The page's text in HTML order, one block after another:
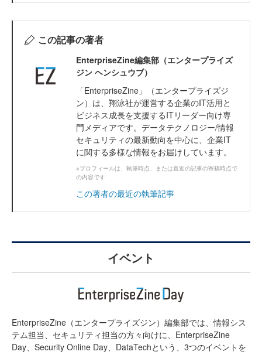
この記事の著者
EnterpriseZine編集部（エンタープライズ
ジン ヘンシュウブ）
「EnterpriseZine」（エンタープライズジ
ン）は、翔泳社が運営する企業のIT活用と
ビジネス成長を支援するITリーダー向け専
門メディアです。データテクノロジー/情報
セキュリティの最新動向を中心に、企業IT
に関する多様な情報をお届けしています。
※プロフィールは、執筆時点、または直近の記事の寄稿時点で
の内容です
この著者の最近の執筆記事
イベント
EnterpriseZine（エンタープライズジン）編集部では、情報シス
テム担当、セキュリティ担当の方々向けに、EnterpriseZine
Day、Security Online Day、DataTechという、3つのイベントを